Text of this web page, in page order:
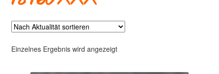
Einzelnes Ergebnis wird angezeigt